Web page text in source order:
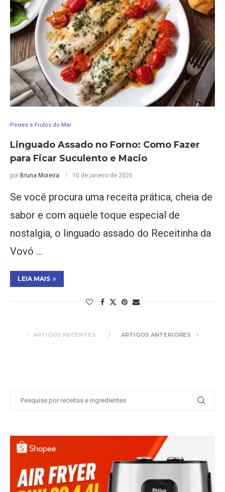
Peixes e Frutos do Mar
Linguado Assado no Forno: Como Fazer
para Ficar Suculento e Macio
por Bruna Moreira 10 de janeiro de 2026
Se você procura uma receita prática, cheia de
sabor e com aquele toque especial de
nostalgia, o linguado assado do Receitinha da
Vovó …
LEIA MAIS
ARTIGOS RECENTES ARTIGOS ANTERIORES